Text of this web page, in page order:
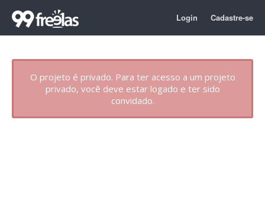
Login Cadastre-se
O projeto é privado. Para ter acesso a um projeto
privado, você deve estar logado e ter sido
convidado.